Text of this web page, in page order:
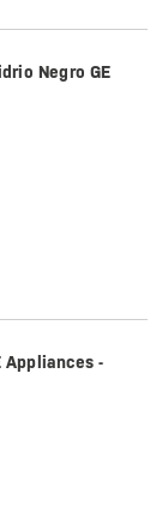
Negro GE
Appliances -